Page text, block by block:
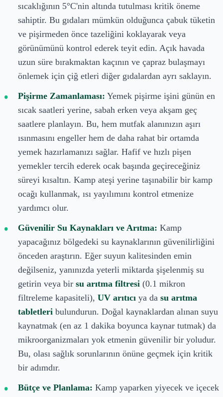
sıcaklığının 5°C'nin altında tutulması kritik öneme
sahiptir. Bu gıdaları mümkün olduğunca çabuk tüketin
ve pişirmeden önce tazeliğini koklayarak veya
görünümünü kontrol ederek teyit edin. Açık havada
uzun süre bırakmaktan kaçının ve çapraz bulaşmayı
önlemek için çiğ etleri diğer gıdalardan ayrı saklayın.
Pişirme Zamanlaması: Yemek pişirme işini günün en
sıcak saatleri yerine, sabah erken veya akşam geç
saatlere planlayın. Bu, hem mutfak alanınızın aşırı
ısınmasını engeller hem de daha rahat bir ortamda
yemek hazırlamanızı sağlar. Hafif ve hızlı pişen
yemekler tercih ederek ocak başında geçireceğiniz
süreyi kısaltın. Kamp ateşi yerine taşınabilir bir kamp
ocağı kullanmak, ısı yayılımını kontrol etmenize
yardımcı olur.
Güvenilir Su Kaynakları ve Arıtma: Kamp
yapacağınız bölgedeki su kaynaklarının güvenilirliğini
önceden araştırın. Eğer suyun kalitesinden emin
değilseniz, yanınızda yeterli miktarda şişelenmiş su
getirin veya bir su arıtma filtresi (0.1 mikron
filtreleme kapasiteli), UV arıtıcı ya da su arıtma
tabletleri bulundurun. Doğal kaynaklardan alınan suyu
kaynatmak (en az 1 dakika boyunca kaynar tutmak) da
mikroorganizmaları yok etmenin güvenilir bir yoludur.
Bu, olası sağlık sorunlarının önüne geçmek için kritik
bir adımdır.
Bütçe ve Planlama: Kamp yaparken yiyecek ve içecek